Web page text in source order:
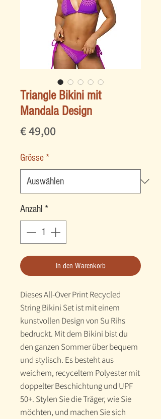
Triangle Bikini mit
Mandala Design
€ 49,00
Grösse *
Anzahl *
In den Warenkorb
Dieses All-Over Print Recycled
String Bikini Set ist mit einem
kunstvollen Design von Su Rihs
bedruckt. Mit dem Bikini bist du
den ganzen Sommer über bequem
und stylisch. Es besteht aus
weichem, recyceltem Polyester mit
doppelter Beschichtung und UPF
50+. Stylen Sie die Träger, wie Sie
möchten, und machen Sie sich